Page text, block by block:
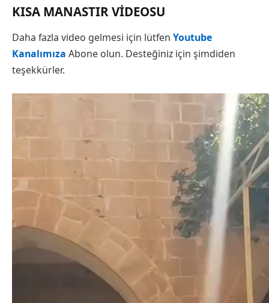
KISA MANASTIR VIDEOSU
Daha fazla video gelmesi için lütfen Youtube
Kanalımıza Abone olun. Desteğiniz için şimdiden
teşekkürler.